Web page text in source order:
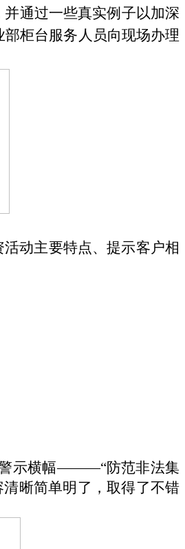
通过一些真实例子以加深
部柜台服务人员向现场办理
活动主要特点、提示客户相
警示横幅———“防范非法集
晰简单明了，取得了不错